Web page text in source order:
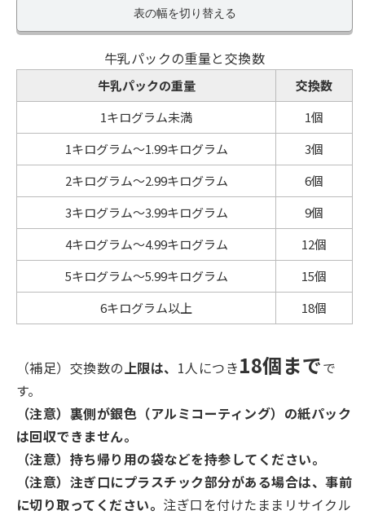
表の幅を切り替える
牛乳パックの重量と交換数
牛乳パックの重量
交換数
1キログラム未満
1個
1キログラム～1.99キログラム
3個
2キログラム～2.99キログラム
6個
3キログラム～3.99キログラム
9個
4キログラム～4.99キログラム
12個
5キログラム～5.99キログラム
15個
6キログラム以上
18個
（補足）交換数の上限は、 1人につき18個までで
す。
（注意）裏側が銀色（アルミコーティング）の紙パック
は回収できません。
（注意）持ち帰り用の袋などを持参してください。
（注意）注ぎ口にプラスチック部分がある場合は、事前
に切り取ってください。 注ぎ口を付けたままリサイクル